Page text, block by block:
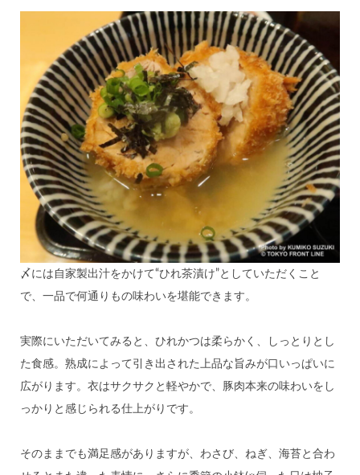
〆には自家製出汁をかけて“ひれ茶漬け”としていただくこと
で、一品で何通りもの味わいを堪能できます。
実際にいただいてみると、ひれかつは柔らかく、しっとりとし
た食感。熟成によって引き出された上品な旨みが口いっぱいに
広がります。衣はサクサクと軽やかで、豚肉本来の味わいをし
っかりと感じられる仕上がりです。
そのままでも満足感がありますが、わさび、ねぎ、海苔と合わ